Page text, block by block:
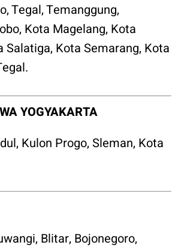
,Tegal,Temanggung,
, Kota Magelang, Kota
Salatiga, Kota Semarang, Kota
.
YOGYAKARTA
, Kulon Progo, Sleman, Kota
, Blitar, Bojonegoro,